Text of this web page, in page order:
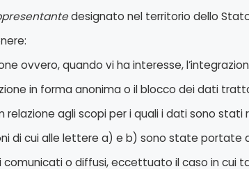
designato nel territorio dello
ovvero, quando vi ha interesse,
in forma anonima o il blocco dei dati
relazione agli scopi per i quali i dati sono
di cui alle lettere a) e b) sono state portate
o diffusi, eccettuato il caso in cui